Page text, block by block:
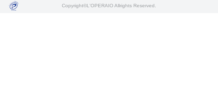
Copyright©L'OPERAIO Allrights Reserved.